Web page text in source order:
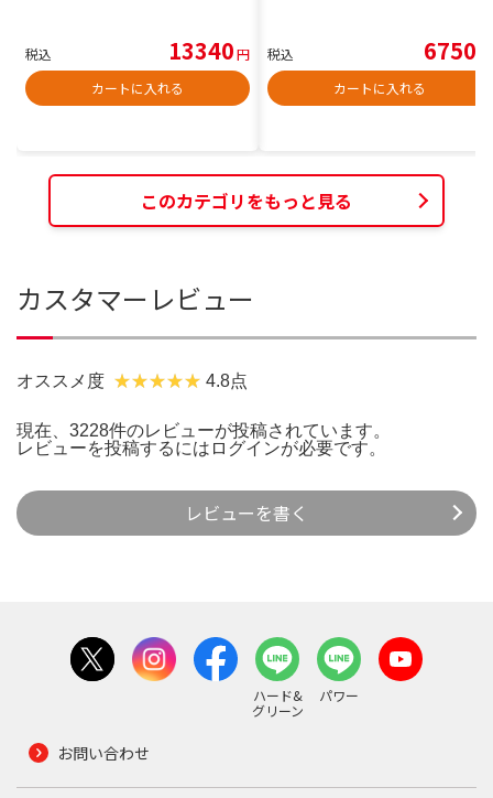
税込 13340円
カートに入れる
税込 6750
カートに入れる
このカテゴリをもっと見る
カスタマーレビュー
オススメ度 4.8点
現在、3228件のレビューが投稿されています。
レビューを投稿するには ログインが必要です。
レビューを書く
ハード&
グリーン
パワー
お問い合わせ